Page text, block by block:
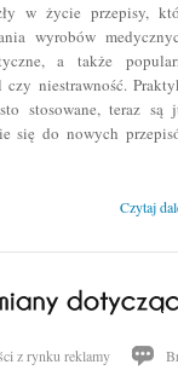
w życie przepisy,
wyrobów
a także
niestrawność.
stosowane, teraz są
się do nowych
Czytaj
z rynku reklamy